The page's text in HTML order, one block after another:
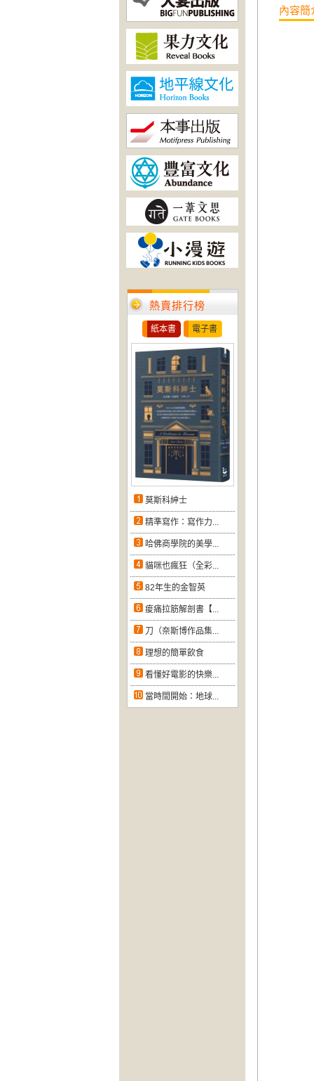
熱賣排行榜
紙本書 電子書
莫斯科紳士
精準寫作：寫作力...
哈佛商學院的美學...
貓咪也瘋狂（全彩...
82年生的金智英
痠痛拉筋解剖書【...
刀（奈斯博作品集...
理想的簡單飲食
看懂好電影的快樂...
當時間開始：地球...
內容簡